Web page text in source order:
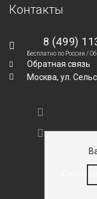
Контакты
8 (499)
Бесплатно по России /
Обратная связь
Москва, ул.